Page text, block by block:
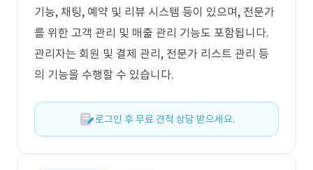
기능, 채팅, 예약 및 리뷰 시스템 등이 있으며, 전문가
를 위한 고객 관리 및 매출 관리 기능도 포함됩니다.
관리자는 회원 및 결제 관리, 전문가 리스트 관리 등
의 기능을 수행할 수 있습니다.
로그인 후 무료 견적 상담 받으세요.